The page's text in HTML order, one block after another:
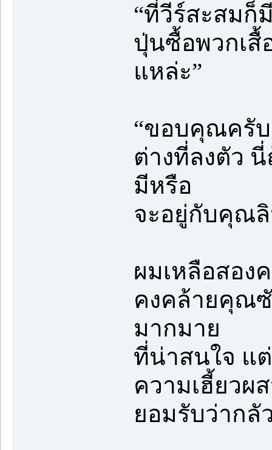
“ที่วีร์สะสมก็
ปุ่นซื้อพวกเสื้
แหล่ะ”
“ขอบคุณครั
ต่างที่ลงตัว
มีหรือ
จะอยู่กับคุณ
ผมเหลือสอง
คงคล้ายคุณ
มากมาย
ที่น่าสนใจ แ
ความเฮี้ยวผ
ยอมรับว่ากลั